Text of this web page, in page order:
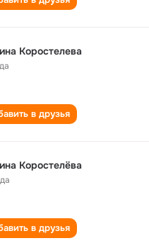
Коростелева
в друзья
Коростелёва
в друзья